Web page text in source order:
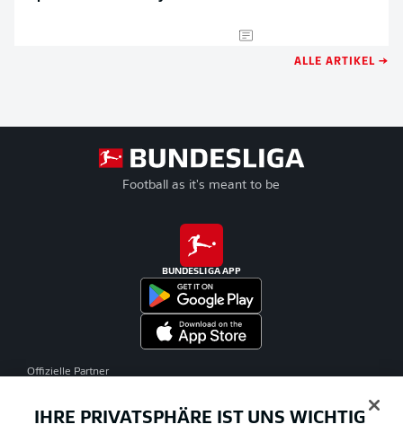
ALLE ARTIKEL →
Football as it's meant to be
BUNDESLIGA APP
Offizielle Partner
IHRE PRIVATSPHÄRE IST UNS WICHTIG